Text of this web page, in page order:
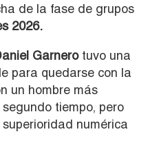
de la fase de grupos
2026.
Garnerotuvo una
para quedarse con la
un hombre más
tiempo, pero
numérica